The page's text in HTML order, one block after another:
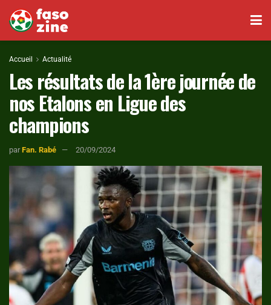
Accueil Actualité
Les résultats de la 1ère journée de
nos Etalons en Ligue des
champions
par Fan. Rabé 20/09/2024